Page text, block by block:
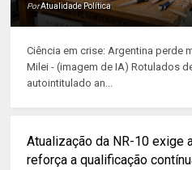
PorAtualidade Política
Ciência em crise: Argentina perde
Milei - (imagem de IA) Rotulados
autointitulado an...
Atualização da NR-10 exige
reforça a qualificação